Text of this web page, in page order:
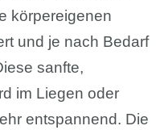
körpereigenen
und je nach Bedarf
sanfte,
im Liegen oder
entspannend. Die